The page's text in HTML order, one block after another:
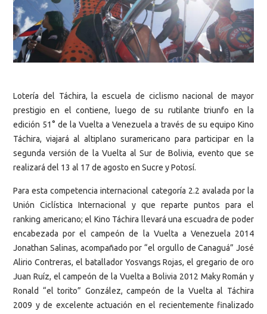
Lotería del Táchira, la escuela de ciclismo nacional de mayor
prestigio en el contiene, luego de su rutilante triunfo en la
edición 51° de la Vuelta a Venezuela a través de su equipo Kino
Táchira, viajará al altiplano suramericano para participar en la
segunda versión de la Vuelta al Sur de Bolivia, evento que se
realizará del 13 al 17 de agosto en Sucre y Potosí.
Para esta competencia internacional categoría 2.2 avalada por la
Unión Ciclística Internacional y que reparte puntos para el
ranking americano; el Kino Táchira llevará una escuadra de poder
encabezada por el campeón de la Vuelta a Venezuela 2014
Jonathan Salinas, acompañado por “el orgullo de Canaguá” José
Alirio Contreras, el batallador Yosvangs Rojas, el gregario de oro
Juan Ruíz, el campeón de la Vuelta a Bolivia 2012 Maky Román y
Ronald “el torito” González, campeón de la Vuelta al Táchira
2009 y de excelente actuación en el recientemente finalizado